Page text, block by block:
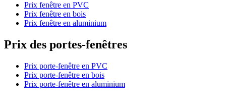
Prix fenêtre en PVC
Prix fenêtre en bois
Prix fenêtre en aluminium
Prix des portes-fenêtres
Prix porte-fenêtre en PVC
Prix porte-fenêtre en bois
Prix porte-fenêtre en aluminium